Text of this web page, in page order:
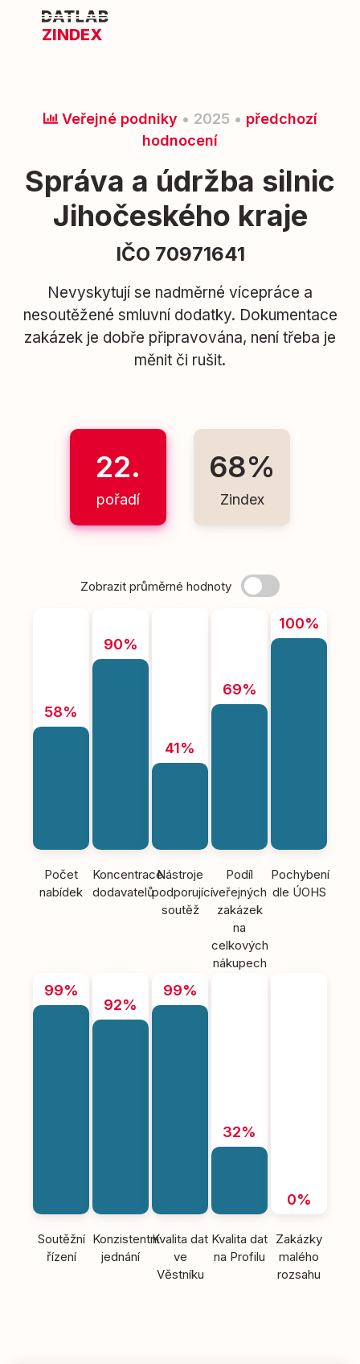
ZINDEX
Veřejné podniky • 2025 • předchozí
hodnocení
Správa a údržba silnic
Jihočeského kraje
IČO 70971641
Nevyskytují se nadměrné vícepráce a
nesoutěžené smluvní dodatky. Dokumentace
zakázek je dobře připravována, není třeba je
měnit či rušit.
22.
pořadí
68%
Zindex
Zobrazit průměrné hodnoty
58%
Počet
nabídek
90%
Koncentrace
dodavatelů
41%
Nástroje
podporující
soutěž
69%
Podíl
veřejných
zakázek
na
celkových
nákupech
100%
Pochybení
dle ÚOHS
99%
Soutěžní
řízení
92%
Konzistentní
jednání
99%
Kvalita dat
ve
Věstníku
32%
Kvalita dat
na Profilu
0%
Zakázky
malého
rozsahu